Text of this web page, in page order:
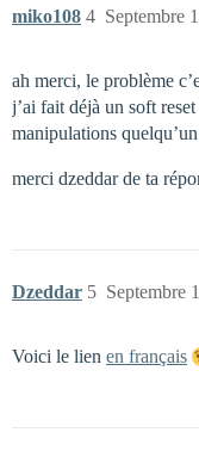
miko108 Septembre
4
ah merci, le problème
j’ai fait déjà un soft
manipulations
merci dzeddar de ta
Dzeddar Septembre
5
Voici le lien en français